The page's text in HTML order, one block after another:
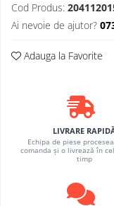
Cod Produs:
Ai nevoie de ajutor?
Adauga la Favorite
LIVRARE
Echipa de piese
comanda și o livrează în
timp